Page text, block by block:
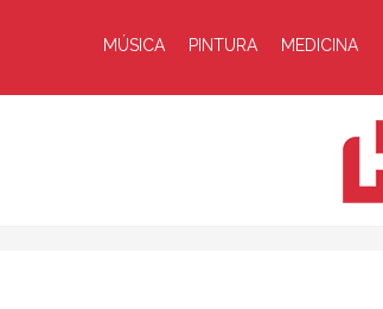
MÚSICA PINTURA MEDICINA